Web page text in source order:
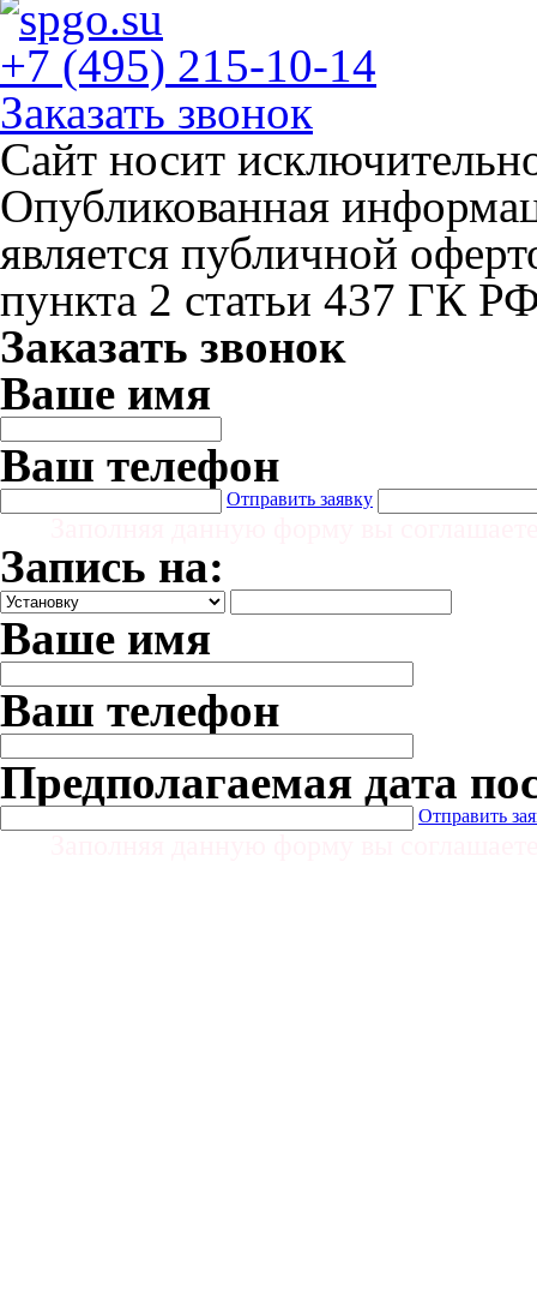
+7 (495) 215-10-14
Заказать звонок
Сайт носит
Опубликованная
является публичной
пункта 2 статьи 437 ГК
Заказать звонок
Ваше имя
Ваш телефон
Отправить заявку
Запись на:
Ваше имя
Ваш телефон
Предполагаемая дата
Отправить